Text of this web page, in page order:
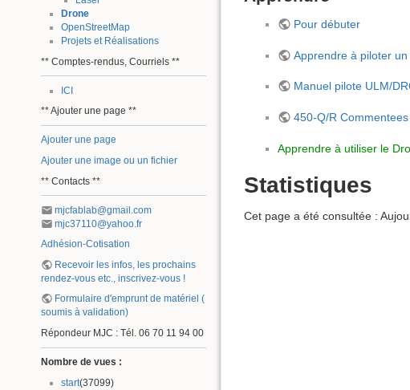
Drone
OpenStreetMap
Projets et Réalisations
** Comptes-rendus, Courriels **
ICI
** Ajouter une page **
Ajouter une page
Ajouter une image ou un fichier
** Contacts **
mjcfablab@gmail.com
mjc37110@yahoo.fr
Adhésion-Cotisation
Recevoir les infos, les prochains
rendez-vous etc., inscrivez-vous !
Formulaire d'emprunt de matériel (
soumis à validation)
Répondeur MJC : Tél. 06 70 11 94 00
Nombre de vues :
start(37099)
Pour débuter
Apprendre à piloter
Manuel pilote ULM/
450-Q/R
Apprendre à utiliser le
Statistiques
Cet page a été consultée :